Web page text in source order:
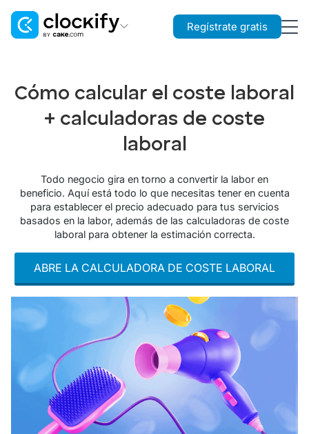
Plaky
Gestión de proyectos
Regístrate gratis
Cómo calcular el coste laboral
+ calculadoras de coste
laboral
Todo negocio gira en torno a convertir la labor en
beneficio. Aquí está todo lo que necesitas tener en cuenta
para establecer el precio adecuado para tus servicios
basados en la labor, además de las calculadoras de coste
laboral para obtener la estimación correcta.
ABRE LA CALCULADORA DE COSTE LABORAL